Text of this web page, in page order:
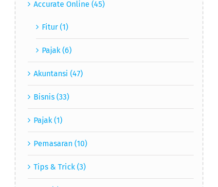
Pajak (6)
Akuntansi (47)
Bisnis (33)
Pajak (1)
Pemasaran (10)
Tips & Trick (3)
UKM (7)